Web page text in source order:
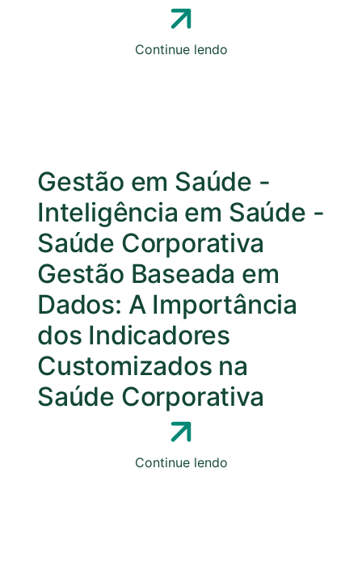
Continue lendo
Gestão em Saúde -
Inteligência em Saúde -
Saúde Corporativa
Gestão Baseada em
Dados: A Importância
dos Indicadores
Customizados na
Saúde Corporativa
Continue lendo